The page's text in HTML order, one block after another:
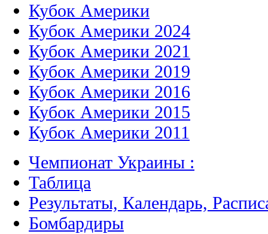
Кубок Америки
Кубок Америки 2024
Кубок Америки 2021
Кубок Америки 2019
Кубок Америки 2016
Кубок Америки 2015
Кубок Америки 2011
Чемпионат Украины :
Таблица
Результаты, Календарь,
Бомбардиры